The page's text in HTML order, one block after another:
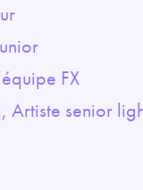
FX
Artiste senior